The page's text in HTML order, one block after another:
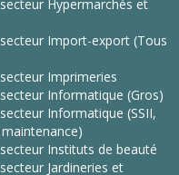
Hypermarchés et
Import-export (Tous
Imprimeries
Informatique (Gros)
Informatique (SSII,
Instituts de beauté
Jardineries et